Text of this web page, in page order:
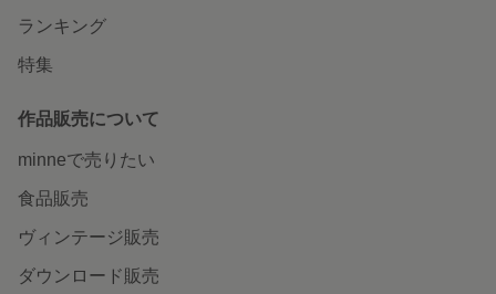
ランキング
特集
作品販売について
minneで売りたい
食品販売
ヴィンテージ販売
ダウンロード販売